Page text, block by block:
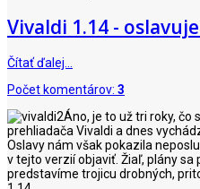
Vivaldi 1.14 -
Čítať ďalej…
Počet komentárov: 3
Áno, je to už tri roky, čo
prehliadača Vivaldi a dnes
Oslavy nám však pokazila
v tejto verzií objaviť. Žiaľ, plány sa
predstavíme trojicu drobných,